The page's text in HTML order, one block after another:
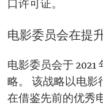
口许可证。
电影委员会在提
电影委员会于
略。 该战略以电影
在借鉴先前的优秀